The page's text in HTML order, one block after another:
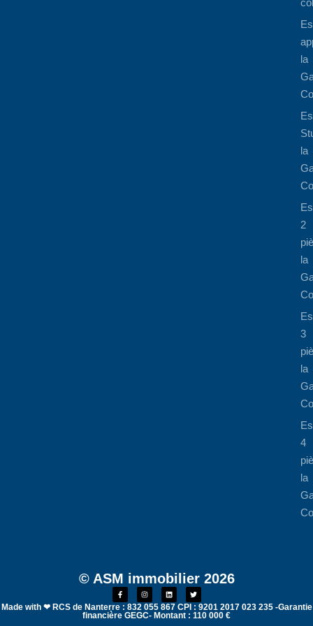
la
la
2
la
3
la
4
la
© ASM immobilier 2026
Made with ❤ RCS de Nanterre : 832 055 867 CPI : 9201 2017 023 235 -Garantie
financière GEGC- Montant : 110 000 €